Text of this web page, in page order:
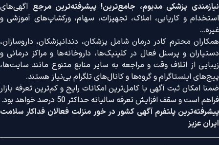
نیازمندی پزشکی مدبوم، جامع‌ترین! پیشرفته‌ترین مرجع آگهی‌های
استخدام و کاریابی، املاک، تجهیزات، سهام، ورکشاپ‌های آموزشی و
غیره...
همکاران محترم کادر درمان شامل پزشکان، دندانپزشکان، داروسازان،
دستیاران و پرسنل فعال در کلینیک‌ها، داروخانه‌ها و مراکز درمانی و
زیبایی از اتلاف وقت و مراجعه به سایر منابع متنوع مانند سایت‌ها،
پیج‌های اینستاگرام و گروه‌ها و کانال‌های تلگرام بی‌نیاز هستند.
ضمنا امکان ثبت آگهی با کامل‌ترین امکانات رایج و کم‌ترین تعرفه بازار
فراهم است و سقف افزایش تعرفه سالیانه حداکثر 50 درصد خواهد بود.
پیشرفته‌ترین پلتفرم آگهی کشور در خور منزلت فعالان فداکار سلامت
ایران عزیز